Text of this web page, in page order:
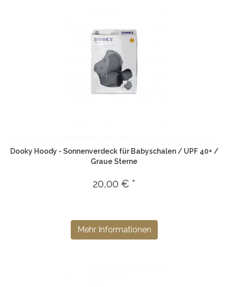
Dooky Hoody - Sonnenverdeck für Babyschalen / UPF 40+ /
Graue Sterne
20,00 € *
Mehr Informationen